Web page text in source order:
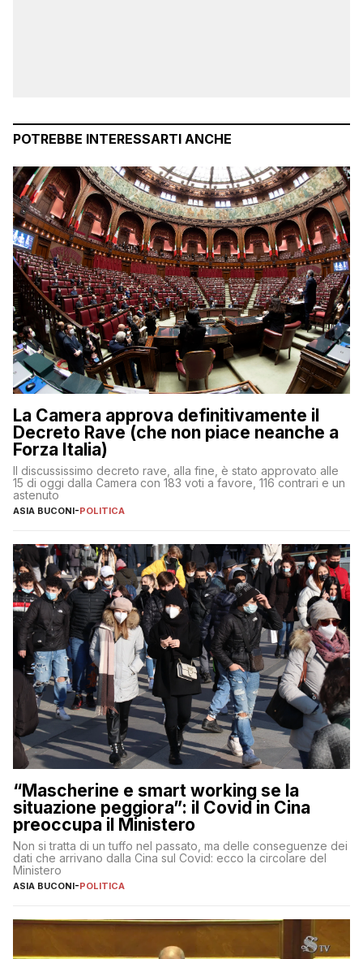
POTREBBE INTERESSARTI ANCHE
La Camera approva definitivamente il
Decreto Rave (che non piace neanche a
Forza Italia)
Il discussissimo decreto rave, alla fine, è stato approvato alle
15 di oggi dalla Camera con 183 voti a favore, 116 contrari e un
astenuto
ASIA BUCONI-POLITICA
“Mascherine e smart working se la
situazione peggiora”: il Covid in Cina
preoccupa il Ministero
Non si tratta di un tuffo nel passato, ma delle conseguenze dei
dati che arrivano dalla Cina sul Covid: ecco la circolare del
Ministero
ASIA BUCONI-POLITICA